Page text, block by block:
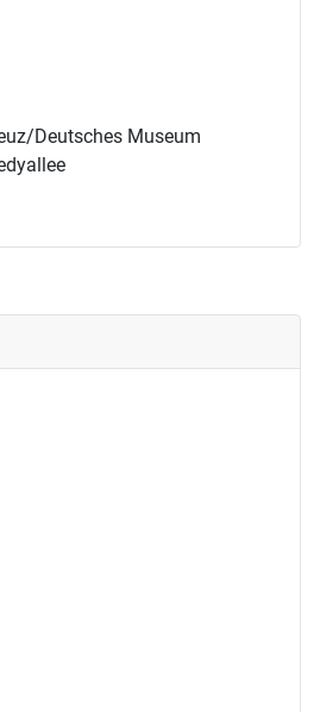
Deutsches Museum